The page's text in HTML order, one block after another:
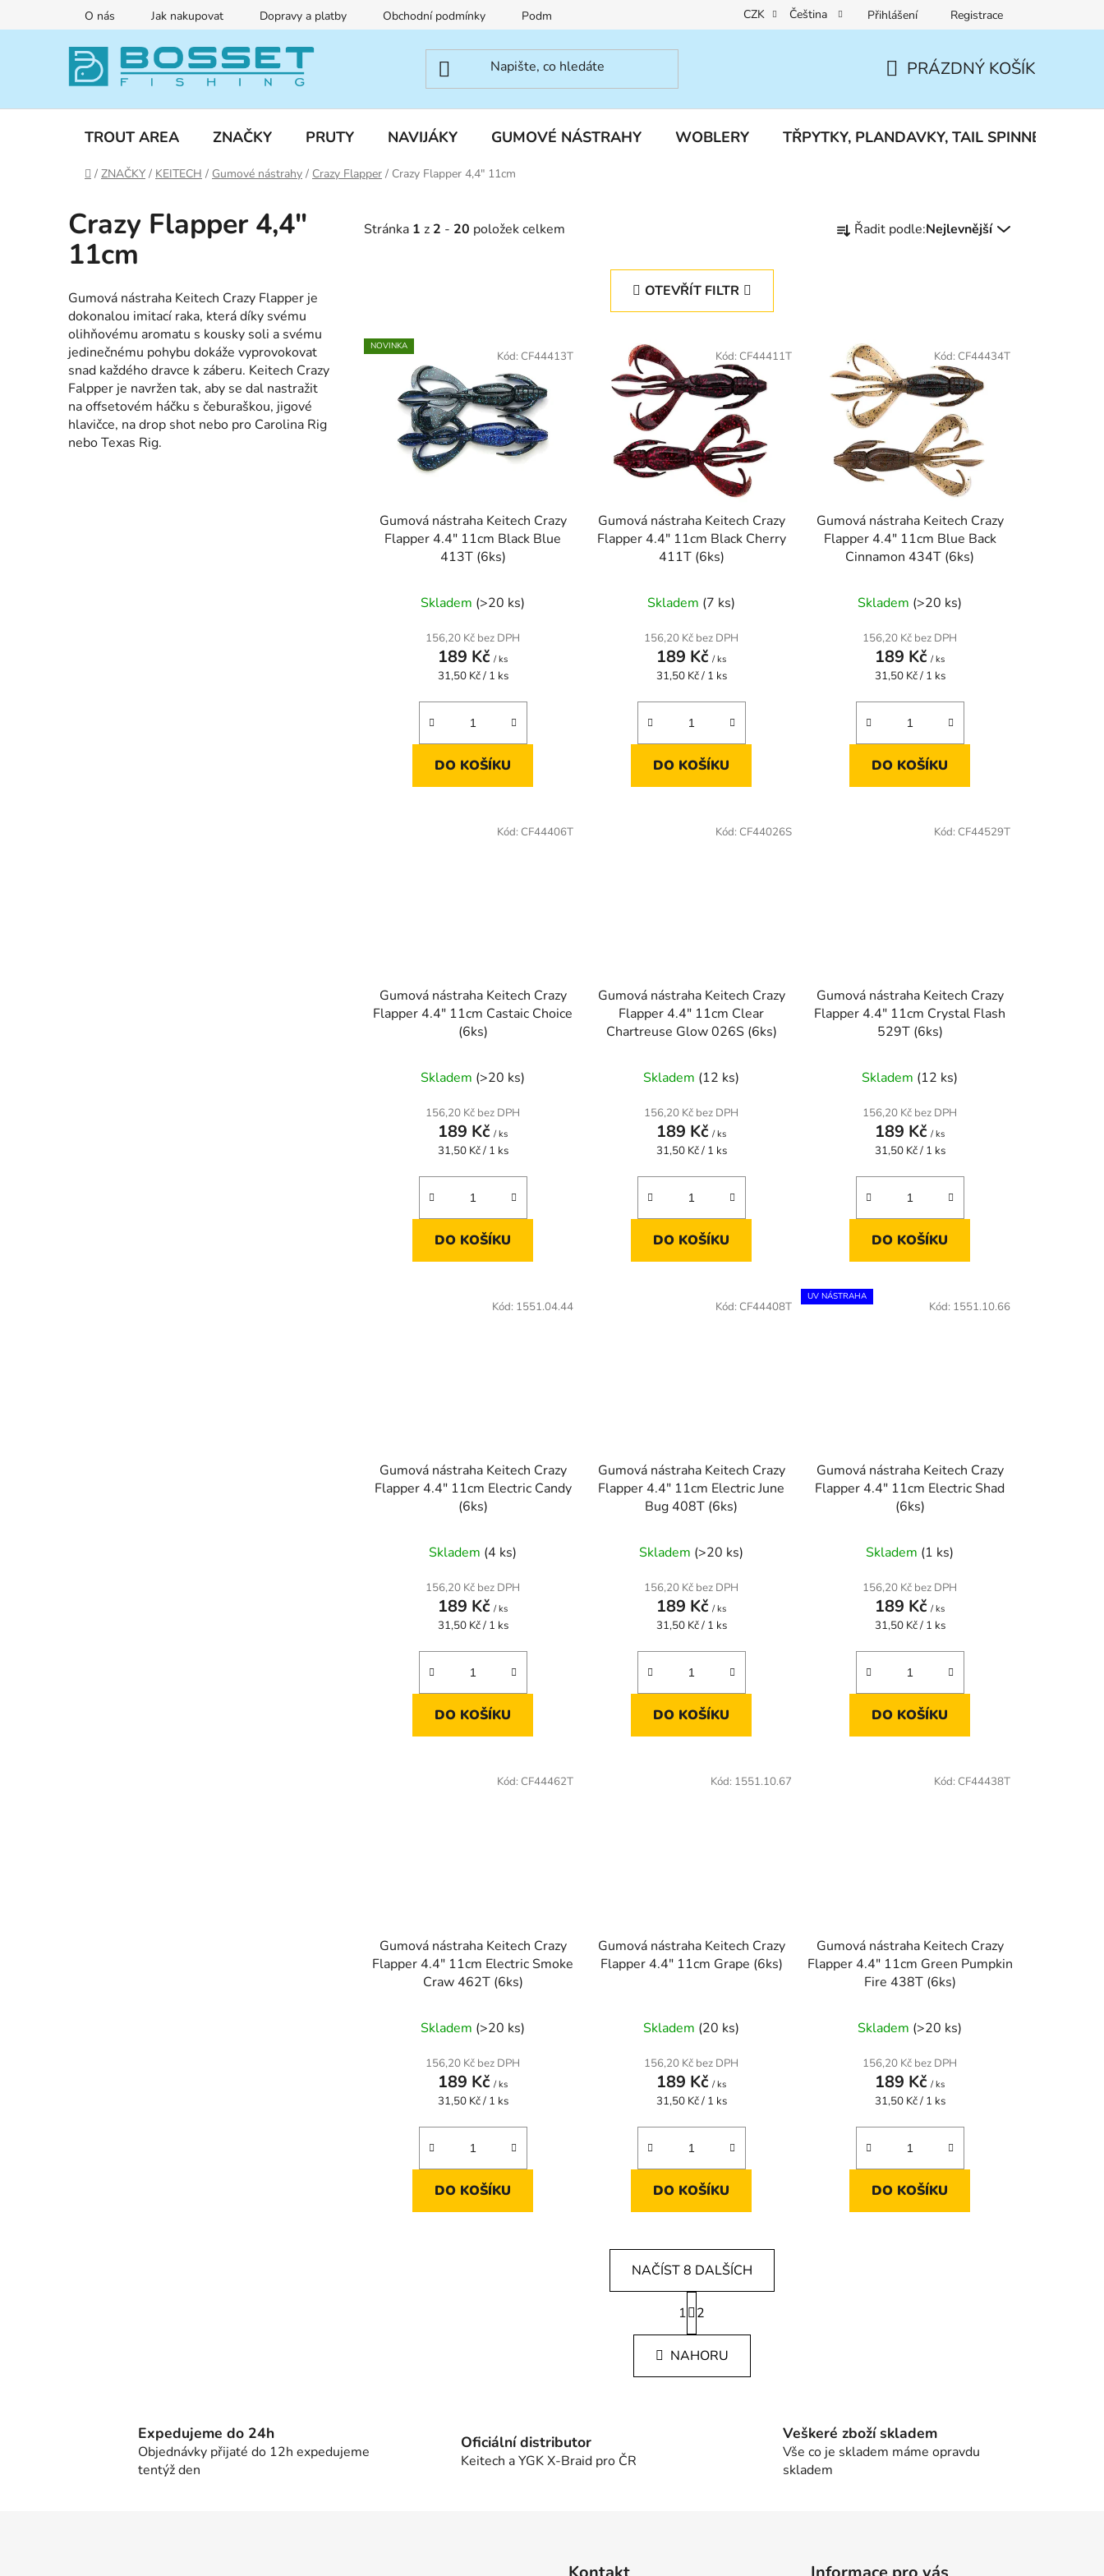
na
O nás Jak nakupovat Dopravy a platby Obchodní podmínky Podmínky ochrany osobních údajů Reklamace a vrácení zboží
CZK Čeština Přihlášení Registrace
KOŠÍK
PRÁZDNÝ KOŠÍK
TROUT AREA ZNAČKY PRUTY NAVIJÁKY GUMOVÉ NÁSTRAHY WOBLERY TŘPYTKY, PLANDAVKY, TAIL SPINNERY
Domů
/ ZNAČKY / KEITECH / Gumové nástrahy / Crazy Flapper / Crazy Flapper 4,4" 11cm
Crazy Flapper 4,4"
11cm
Gumová nástraha Keitech Crazy Flapper je
dokonalou imitací raka, která díky svému
olihňovému aromatu s kousky soli a svému
jedinečnému pohybu dokáže vyprovokovat
snad každého dravce k záberu. Keitech Crazy
Falpper je navržen tak, aby se dal nastražit
na offsetovém háčku s čeburaškou, jigové
hlavičce, na drop shot nebo pro Carolina Rig
nebo Texas Rig.
Stránka 1 z 2 - 20 položek celkem
a
r
o
d
k
t
Řadit podle:Nejlevnější
OTEVŘÍT FILTR
V
ý
NOVINKA
Gumová nástraha Keitech Crazy
Flapper 4.4" 11cm Black Blue
413T (6ks)
Skladem (>20 ks)
156,20 Kč bez DPH
189 Kč/ ks
Měrná
31,50 Kč / 1 ks
DO KOŠÍKU
Kód: CF44413T
Gumová nástraha Keitech Crazy
Flapper 4.4" 11cm Black Cherry
411T (6ks)
Skladem (7 ks)
156,20 Kč bez DPH
189 Kč/ ks
Měrná
31,50 Kč / 1 ks
DO KOŠÍKU
Kód: CF44411T
Gumová nástraha Keitech Crazy
Flapper 4.4" 11cm Blue Back
Cinnamon 434T (6ks)
Skladem (>20 ks)
156,20 Kč bez DPH
189 Kč/ ks
Měrná
31,50 Kč / 1 ks
DO KOŠÍKU
Kód: CF44434T
Gumová nástraha Keitech Crazy
Flapper 4.4" 11cm Castaic Choice
(6ks)
Skladem (>20 ks)
156,20 Kč bez DPH
189 Kč/ ks
Měrná
31,50 Kč / 1 ks
DO KOŠÍKU
Kód: CF44406T
Gumová nástraha Keitech Crazy
Flapper 4.4" 11cm Clear
Chartreuse Glow 026S (6ks)
Skladem (12 ks)
156,20 Kč bez DPH
189 Kč/ ks
Měrná
31,50 Kč / 1 ks
DO KOŠÍKU
Kód: CF44026S
Gumová nástraha Keitech Crazy
Flapper 4.4" 11cm Crystal Flash
529T (6ks)
Skladem (12 ks)
156,20 Kč bez DPH
189 Kč/ ks
Měrná
31,50 Kč / 1 ks
DO KOŠÍKU
Kód: CF44529T
Gumová nástraha Keitech Crazy
Flapper 4.4" 11cm Electric Candy
(6ks)
Skladem (4 ks)
156,20 Kč bez DPH
189 Kč/ ks
Měrná
31,50 Kč / 1 ks
DO KOŠÍKU
Kód: 1551.04.44
Gumová nástraha Keitech Crazy
Flapper 4.4" 11cm Electric June
Bug 408T (6ks)
Skladem (>20 ks)
156,20 Kč bez DPH
189 Kč/ ks
Měrná
31,50 Kč / 1 ks
DO KOŠÍKU
Kód: CF44408T
UV NÁSTRAHA
Gumová nástraha Keitech Crazy
Flapper 4.4" 11cm Electric Shad
(6ks)
Skladem (1 ks)
156,20 Kč bez DPH
189 Kč/ ks
Měrná
31,50 Kč / 1 ks
DO KOŠÍKU
Kód: 1551.10.66
Gumová nástraha Keitech Crazy
Flapper 4.4" 11cm Electric Smoke
Craw 462T (6ks)
Skladem (>20 ks)
156,20 Kč bez DPH
189 Kč/ ks
Měrná
31,50 Kč / 1 ks
DO KOŠÍKU
Kód: CF44462T
Gumová nástraha Keitech Crazy
Flapper 4.4" 11cm Grape (6ks)
Skladem (20 ks)
156,20 Kč bez DPH
189 Kč/ ks
Měrná
31,50 Kč / 1 ks
DO KOŠÍKU
Kód: 1551.10.67
Gumová nástraha Keitech Crazy
Flapper 4.4" 11cm Green Pumpkin
Fire 438T (6ks)
Skladem (>20 ks)
156,20 Kč bez DPH
189 Kč/ ks
Měrná
31,50 Kč / 1 ks
DO KOŠÍKU
Kód: CF44438T
O
v
l
á
NAČÍST 8 DALŠÍCH
S
t
r
á
n
k
1 2
NAHORU
Expedujeme do 24h
Objednávky přijaté do 12h expedujeme
tentýž den
Oficiální distributor
Keitech a YGK X-Braid pro ČR
Veškeré zboží skladem
Vše co je skladem máme opravdu
skladem